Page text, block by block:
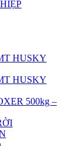
HUSKY
HUSKY
500kg –